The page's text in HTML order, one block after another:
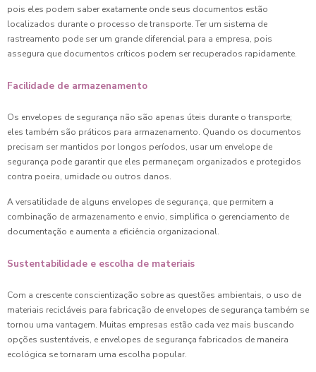
pois eles podem saber exatamente onde seus documentos estão
localizados durante o processo de transporte. Ter um sistema de
rastreamento pode ser um grande diferencial para a empresa, pois
assegura que documentos críticos podem ser recuperados rapidamente.
Facilidade de armazenamento
Os envelopes de segurança não são apenas úteis durante o transporte;
eles também são práticos para armazenamento. Quando os documentos
precisam ser mantidos por longos períodos, usar um envelope de
segurança pode garantir que eles permaneçam organizados e protegidos
contra poeira, umidade ou outros danos.
A versatilidade de alguns envelopes de segurança, que permitem a
combinação de armazenamento e envio, simplifica o gerenciamento de
documentação e aumenta a eficiência organizacional.
Sustentabilidade e escolha de materiais
Com a crescente conscientização sobre as questões ambientais, o uso de
materiais recicláveis para fabricação de envelopes de segurança também se
tornou uma vantagem. Muitas empresas estão cada vez mais buscando
opções sustentáveis, e envelopes de segurança fabricados de maneira
ecológica se tornaram uma escolha popular.